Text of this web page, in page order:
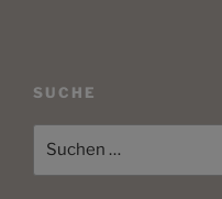
SUCHE